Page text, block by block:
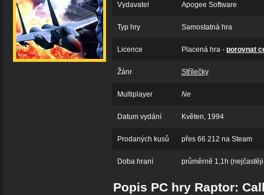
Vydavatel Apogee Software
Typ hry Samostatná hra
Licence Placená hra - porovnat
Žánr Střílečky
Multiplayer Ne
Datum vydání Květen, 1994
Prodaných kusů přes 66 212 na Steam
Doba hraní průměrně 1,1h
Popis PC hry Raptor: